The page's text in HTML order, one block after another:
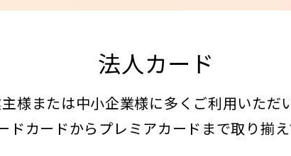
法人カード
様または中小企業様に多くご利用いただ
ドカードから プレミアカードまで取り揃え